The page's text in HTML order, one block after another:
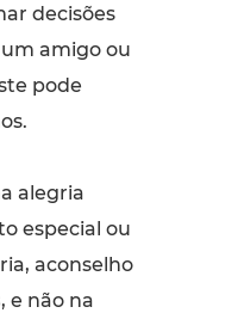
decisões
amigo ou
pode
alegria
especial ou
aconselho
, e não na